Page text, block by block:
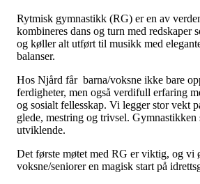
Rytmisk gymnastikk (RG) er en av
kombineres dans og turn med redskaper
og køller alt utført til musikk med
balanser.
Hos Njård får barna/voksne ikke bare
ferdigheter, men også verdifull erfaring
og sosialt fellesskap. Vi legger stor vekt
glede, mestring og trivsel.
utviklende.
Det første møtet med RG er viktig, og vi
voksne/seniorer en magisk start på